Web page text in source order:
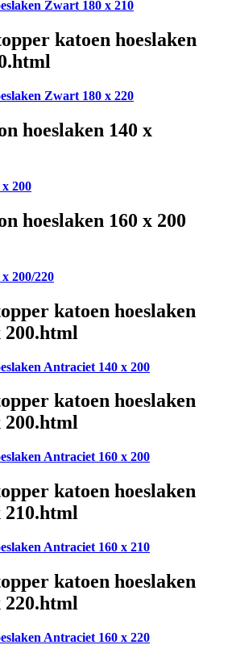
Zwart 180 x 210
katoen hoeslaken
Zwart 180 x 220
hoeslaken 140 x
200
hoeslaken 160 x 200
200/220
katoen hoeslaken
Antraciet 140 x 200
katoen hoeslaken
200.html
Antraciet 160 x 200
katoen hoeslaken
210.html
Antraciet 160 x 210
katoen hoeslaken
Antraciet 160 x 220